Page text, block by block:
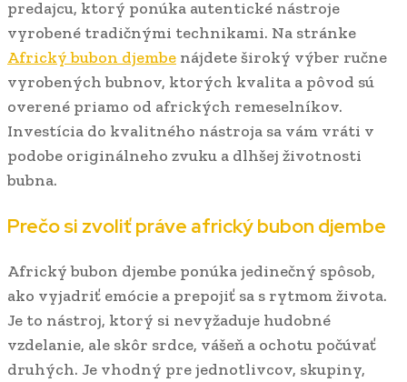
predajcu, ktorý ponúka autentické nástroje
vyrobené tradičnými technikami. Na stránke
Africký bubon djembe nájdete široký výber ručne
vyrobených bubnov, ktorých kvalita a pôvod sú
overené priamo od afrických remeselníkov.
Investícia do kvalitného nástroja sa vám vráti v
podobe originálneho zvuku a dlhšej životnosti
bubna.
Prečo si zvoliť práve africký bubon djembe
Africký bubon djembe ponúka jedinečný spôsob,
ako vyjadriť emócie a prepojiť sa s rytmom života.
Je to nástroj, ktorý si nevyžaduje hudobné
vzdelanie, ale skôr srdce, vášeň a ochotu počúvať
druhých. Je vhodný pre jednotlivcov, skupiny,